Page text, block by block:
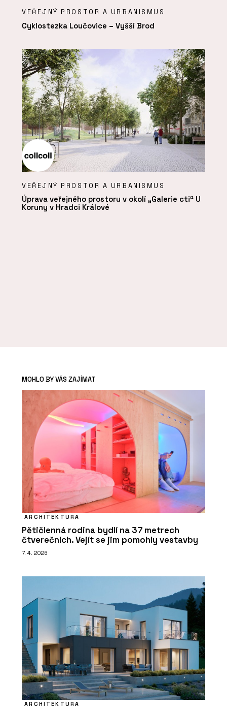
VEŘEJNÝ PROSTOR A URBANISMUS
Cyklostezka Loučovice – Vyšší Brod
VEŘEJNÝ PROSTOR A URBANISMUS
Úprava veřejného prostoru v okolí „Galerie cti“ U
Koruny v Hradci Králové
MOHLO BY VÁS ZAJÍMAT
ARCHITEKTURA
Pětičlenná rodina bydlí na 37 metrech
čtverečních. Vejít se jim pomohly vestavby
7. 4. 2026
ARCHITEKTURA